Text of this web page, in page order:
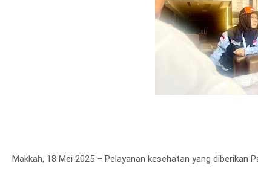
Makkah, 18 Mei 2025 – Pelayanan kesehatan yang diberikan